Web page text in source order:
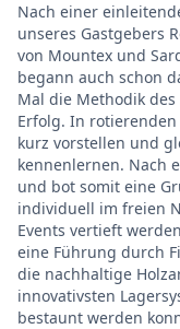
Nach einer
unseres Gastgebers
von Mountex und
begann auch schon
Mal die Methodik
Erfolg. In
kurz vorstellen und
kennenlernen. Nach
und bot somit eine
individuell im freien
Events vertieft
eine Führung durch
die nachhaltige
innovativsten
bestaunt werden